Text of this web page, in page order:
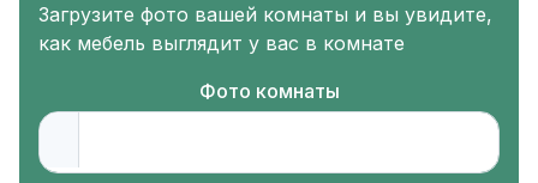
Загрузите фото вашей комнаты и вы увидите,
как мебель выглядит у вас в комнате
Фото комнаты